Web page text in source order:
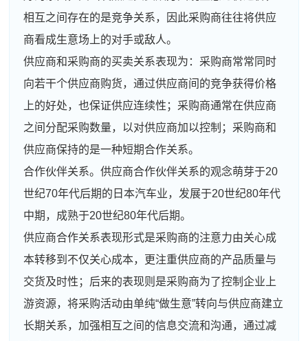
相互之间存在的是竞争关系，因此采购商往往将供应
商看成生意场上的对手或敌人。
供应商和采购商的买卖关系表现为：采购商常常同时
向若干个供应商购货，通过供应商间的竞争获得价格
上的好处，也保证供应连续性；采购商通常在供应商
之间分配采购数量，以对供应商加以控制；采购商和
供应商保持的是一种短期合作关系。
合作伙伴关系。供应商合作伙伴关系的观念萌芽于20
世纪70年代后期的日本汽车业，发展于20世纪80年代
中期，成熟于20世纪80年代后期。
供应商合作关系表现形式是采购商的注意力由关心成
本转移到不仅关心成本，更注重供应商的产品质量与
交货及时性；后来的表现则是采购商为了控制企业上
游资源，将采购活动由单纯“做生意”转向与供应商建立
长期关系，加强相互之间的信息交流和沟通，通过减